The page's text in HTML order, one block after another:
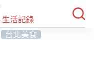
生活記錄
台北美食